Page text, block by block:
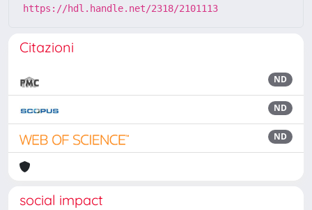
https://hdl.handle.net/2318/2101113
Citazioni
ND
ND
ND
social impact